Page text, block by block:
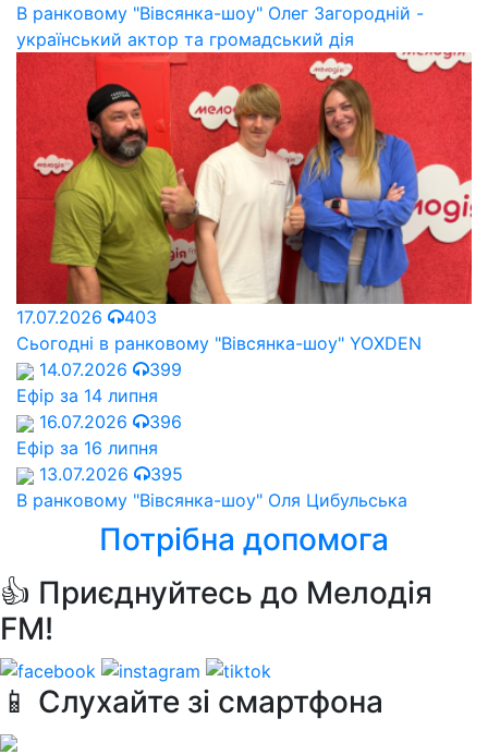
В ранковому "Вівсянка-шоу" Олег Загородній -
український актор та громадський дія
17.07.2026
403
Сьогодні в ранковому "Вівсянка-шоу" YOXDEN
14.07.2026
399
Ефір за 14 липня
16.07.2026
396
Ефір за 16 липня
13.07.2026
395
В ранковому "Вівсянка-шоу" Оля Цибульська
Потрібна допомога
👍 Приєднуйтесь до Мелодія
FM!
📱 Слухайте зі смартфона